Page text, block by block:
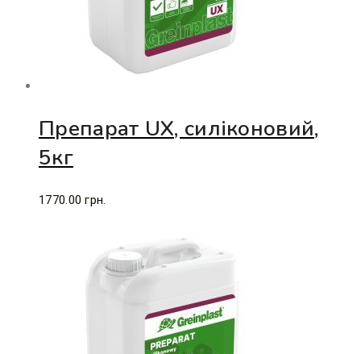
Препарат UХ, силіконовий,
5кг
1770.00 грн.